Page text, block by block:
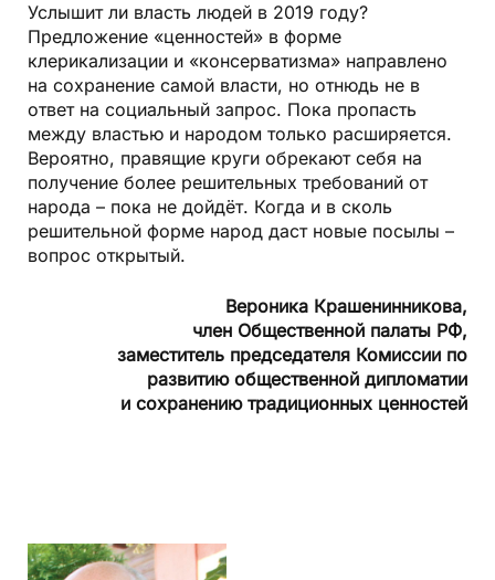
Услышит ли власть людей в 2019 году?
Предложение «ценностей» в форме
клерикализации и «консерватизма» направлено
на сохранение самой власти, но отнюдь не в
ответ на социальный запрос. Пока пропасть
между властью и народом только расширяется.
Вероятно, правящие круги обрекают себя на
получение более решительных требований от
народа – пока не дойдёт. Когда и в сколь
решительной форме народ даст новые посылы –
вопрос открытый.
Вероника Крашенинникова,
член Общественной палаты РФ,
заместитель председателя Комиссии по
развитию общественной дипломатии
и сохранению традиционных ценностей